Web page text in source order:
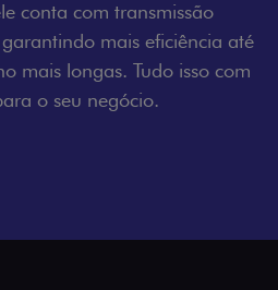
conta com transmissão
mais eficiência até
mais longas. Tudo isso com
o seu negócio.